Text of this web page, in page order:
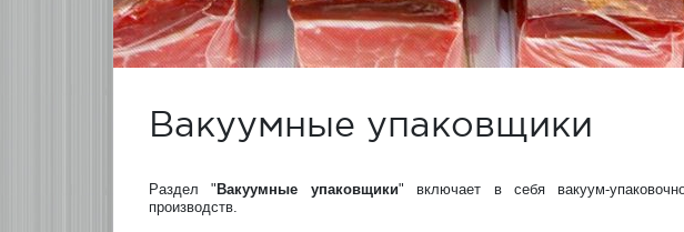
Вакуумные упаковщики
Раздел " Вакуумные упаковщики" включает в себя вакуум-
производств.